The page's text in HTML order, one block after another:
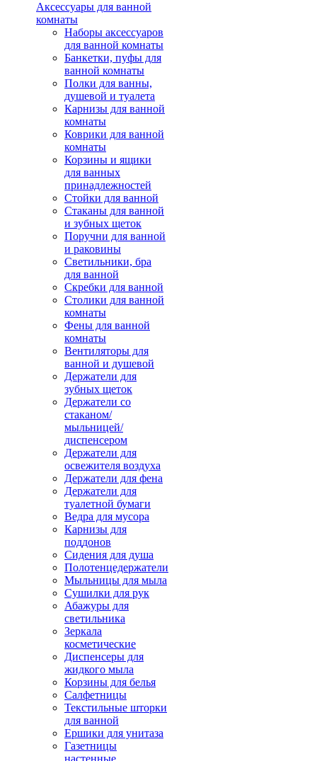
Аксессуары для ванной
комнаты
Наборы аксессуаров
для ванной комнаты
Банкетки, пуфы для
ванной комнаты
Полки для ванны,
душевой и туалета
Карнизы для ванной
комнаты
Коврики для ванной
комнаты
Корзины и ящики
для ванных
принадлежностей
Стойки для ванной
Стаканы для ванной
и зубных щеток
Поручни для ванной
и раковины
Светильники, бра
для ванной
Скребки для ванной
Столики для ванной
комнаты
Фены для ванной
комнаты
Вентиляторы для
ванной и душевой
Держатели для
зубных щеток
Держатели со
стаканом/
мыльницей/
диспенсером
Держатели для
освежителя воздуха
Держатели для фена
Держатели для
туалетной бумаги
Ведра для мусора
Карнизы для
поддонов
Сидения для душа
Полотенцедержатели
Мыльницы для мыла
Сушилки для рук
Абажуры для
светильника
Зеркала
косметические
Диспенсеры для
жидкого мыла
Корзины для белья
Салфетницы
Текстильные шторки
для ванной
Ершики для унитаза
Газетницы
настенные